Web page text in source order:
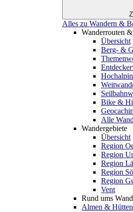
Alles zu Wandern &
Wanderrouten
Übersicht
Berg- &
Bike &
Alle
Wandergebiete
Übersicht
Region
Region
Region
Region
Region
Vent
Rund ums
Almen & Hütten